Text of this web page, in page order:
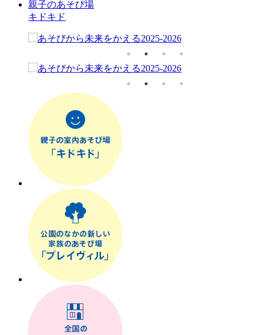
親子のあそび場
キドキド